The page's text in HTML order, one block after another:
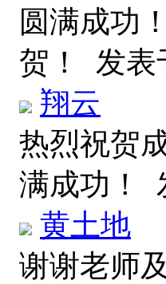
圆满成功
贺！ 发表
翔云
热烈祝贺
满成功！
黄土地
谢谢老师